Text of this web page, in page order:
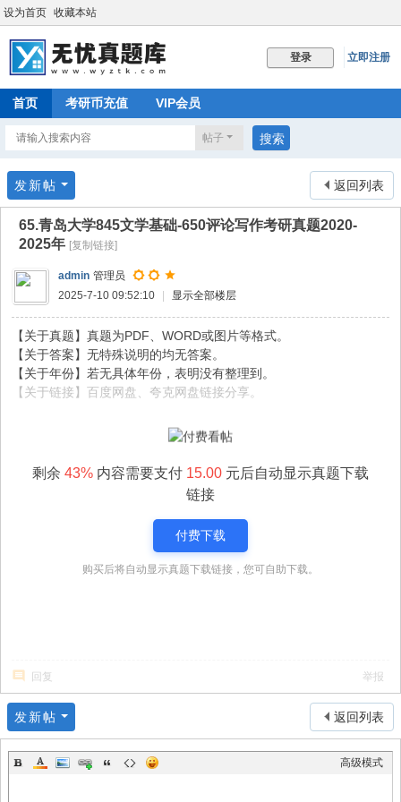
设为首页 收藏本站
登录 立即注册
首页 考研币充值 VIP会员
帖子 搜索
返回列表
发新帖
65.青岛大学845文学基础-650评论写作考研真题2020-
2025年 [复制链接]
admin 管理员
2025-7-10 09:52:10
显示全部楼层
【关于真题】真题为PDF、WORD或图片等格式。
【关于答案】无特殊说明的均无答案。
【关于年份】若无具体年份，表明没有整理到。
【关于链接】百度网盘、夸克网盘链接分享。
剩余 43% 内容需要支付 15.00 元后自动显示真题下载
链接
付费下载
购买后将自动显示真题下载链接，您可自助下载。
回复 举报
返回列表
发新帖
高级模式